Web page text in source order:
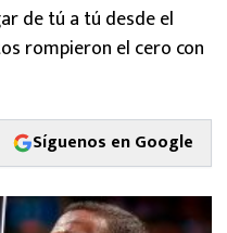
de tú a tú desde el
rompieron el cero con
Síguenos en Google